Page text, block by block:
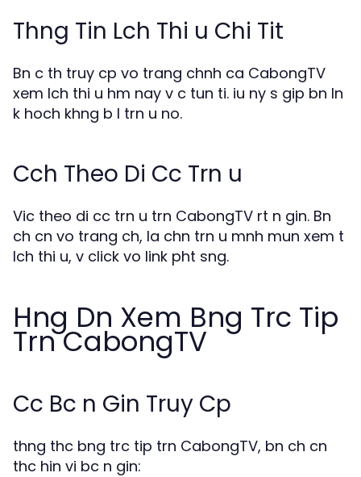
Thng Tin Lch Thi u Chi Tit
Bn c th truy cp vo trang chnh ca CabongTV
xem lch thi u hm nay v c tun ti. iu ny s gip bn ln
k hoch khng b l trn u no.
Cch Theo Di Cc Trn u
Vic theo di cc trn u trn CabongTV rt n gin. Bn
ch cn vo trang ch, la chn trn u mnh mun xem t
lch thi u, v click vo link pht sng.
Hng Dn Xem Bng Trc Tip
Trn CabongTV
Cc Bc n Gin Truy Cp
thng thc bng trc tip trn CabongTV, bn ch cn
thc hin vi bc n gin: